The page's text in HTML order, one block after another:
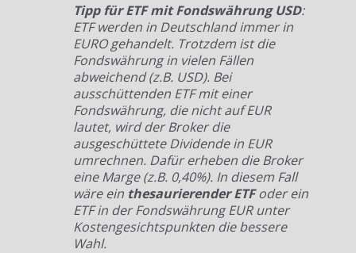
Tipp für ETF mit Fondswährung USD:
ETF werden in Deutschland immer in
EURO gehandelt. Trotzdem ist die
Fondswährung in vielen Fällen
abweichend (z.B. USD). Bei
ausschüttenden ETF mit einer
Fondswährung, die nicht auf EUR
lautet, wird der Broker die
ausgeschüttete Dividende in EUR
umrechnen. Dafür erheben die Broker
eine Marge (z.B. 0,40%). In diesem Fall
wäre ein thesaurierender ETFoder ein
ETF in der Fondswährung EUR unter
Kostengesichtspunkten die bessere
Wahl.